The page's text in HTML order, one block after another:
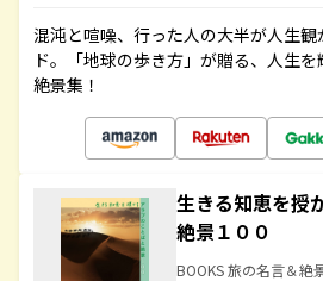
混沌と喧噪、行った人の大半が人生
ド。「地球の歩き方」が贈る、人生
絶景集！
生きる知恵を授
絶景１００
BOOKS 旅の名言＆絶